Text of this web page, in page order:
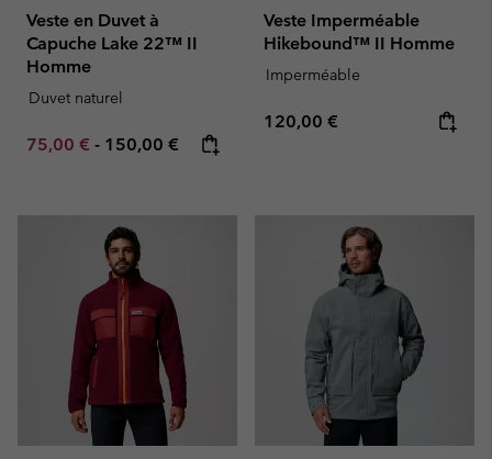
Veste en Duvet à
Capuche Lake 22™ II
Homme
Duvet naturel
Minimum sale price:
75,00 € - Maximum price:
150,00 €
Veste Imperméable
Hikebound™ II Homme
Imperméable
Regular price:
120,00 €